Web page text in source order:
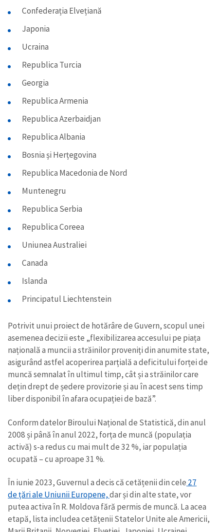
Confederația Elvețiană
Japonia
Ucraina
Republica Turcia
Georgia
Republica Armenia
Republica Azerbaidjan
Republica Albania
Bosnia și Herțegovina
Republica Macedonia de Nord
Muntenegru
Republica Serbia
Republica Coreea
Uniunea Australiei
Canada
Islanda
Principatul Liechtenstein
Potrivit unui proiect de hotărâre de Guvern, scopul unei
asemenea decizii este „flexibilizarea accesului pe piața
națională a muncii a străinilor proveniți din anumite state,
asigurând astfel acoperirea parțială a deficitului forței de
muncă semnalat în ultimul timp, cât și a străinilor care
dețin drept de ședere provizorie și au în acest sens timp
liber disponibil în afara ocupației de bază”.
Conform datelor Biroului Național de Statistică, din anul
2008 și până în anul 2022, forța de muncă (populația
activă) s-a redus cu mai mult de 32 %, iar populația
ocupată – cu aproape 31 %.
În iunie 2023, Guvernul a decis că cetățenii din cele 27
de țări ale Uniunii Europene,dar și din alte state, vor
putea activa în R. Moldova fără permis de muncă. La acea
etapă, lista includea cetățenii Statelor Unite ale Americii,